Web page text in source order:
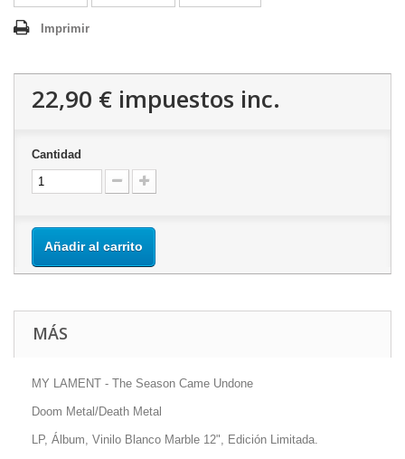
Imprimir
22,90 € impuestos inc.
Cantidad
Añadir al carrito
MÁS
MY LAMENT - The Season Came Undone
Doom Metal/Death Metal
LP, Álbum, Vinilo Blanco Marble 12", Edición Limitada.